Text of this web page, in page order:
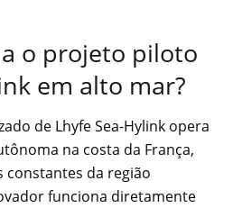
o projeto piloto
em alto mar?
de Lhyfe Sea-Hylink opera
na costa da França,
da região
funciona diretamente